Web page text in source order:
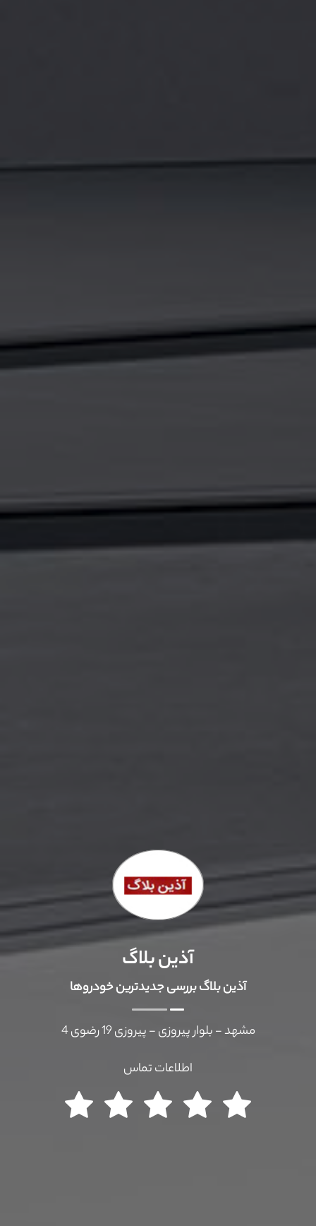
آذین بلاگ
آذین بلاگ بررسی جدیدترین خودروها
مشهد - بلوار پیروزی - پیروزی 19 رضوی 4
اطلاعات تماس